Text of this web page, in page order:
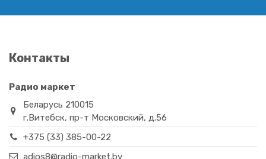
DURACELL LR6 Basic NEW
В корзину
Контакты
Радио маркет
Беларусь 210015
г.Витебск, пр-т Московский, д.56
+375 (33) 385-00-22
adios8@radio-market.by